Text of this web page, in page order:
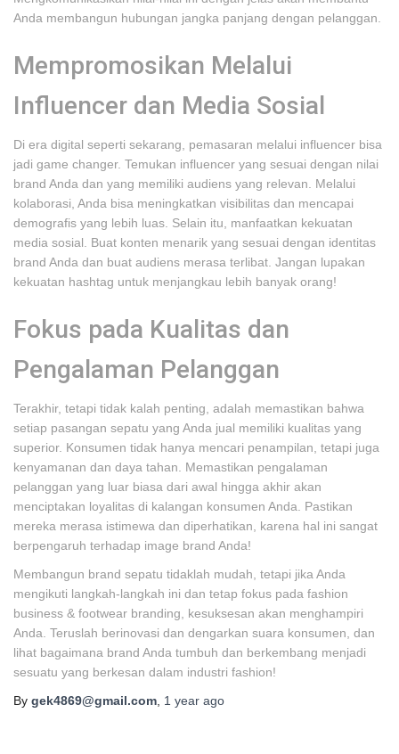
Anda membangun hubungan jangka panjang dengan pelanggan.
Mempromosikan Melalui
Influencer dan Media Sosial
Di era digital seperti sekarang, pemasaran melalui influencer bisa
jadi game changer. Temukan influencer yang sesuai dengan nilai
brand Anda dan yang memiliki audiens yang relevan. Melalui
kolaborasi, Anda bisa meningkatkan visibilitas dan mencapai
demografis yang lebih luas. Selain itu, manfaatkan kekuatan
media sosial. Buat konten menarik yang sesuai dengan identitas
brand Anda dan buat audiens merasa terlibat. Jangan lupakan
kekuatan hashtag untuk menjangkau lebih banyak orang!
Fokus pada Kualitas dan
Pengalaman Pelanggan
Terakhir, tetapi tidak kalah penting, adalah memastikan bahwa
setiap pasangan sepatu yang Anda jual memiliki kualitas yang
superior. Konsumen tidak hanya mencari penampilan, tetapi juga
kenyamanan dan daya tahan. Memastikan pengalaman
pelanggan yang luar biasa dari awal hingga akhir akan
menciptakan loyalitas di kalangan konsumen Anda. Pastikan
mereka merasa istimewa dan diperhatikan, karena hal ini sangat
berpengaruh terhadap image brand Anda!
Membangun brand sepatu tidaklah mudah, tetapi jika Anda
mengikuti langkah-langkah ini dan tetap fokus pada fashion
business & footwear branding, kesuksesan akan menghampiri
Anda. Teruslah berinovasi dan dengarkan suara konsumen, dan
lihat bagaimana brand Anda tumbuh dan berkembang menjadi
sesuatu yang berkesan dalam industri fashion!
By gek4869@gmail.com 1 year ago